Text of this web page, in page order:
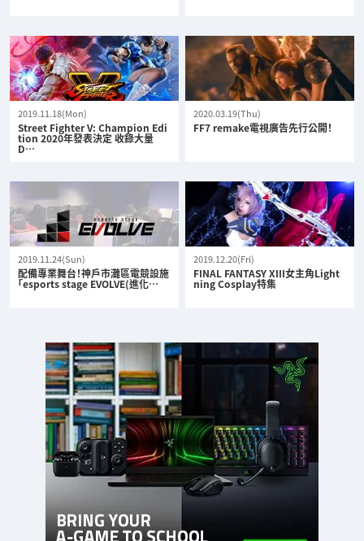
2019.11.18(Mon)
Street Fighter V: Champion Edi
tion 2020年發表決定 收錄大量
D…
2020.03.19(Thu)
FF7 remake電視廣告先行公開！
2019.11.24(Sun)
配備專業舞台！神戶市灘區電競設施
「esports stage EVOLVE(進化…
2019.12.20(Fri)
FINAL FANTASY XIII女主角Light
ning Cosplay特集